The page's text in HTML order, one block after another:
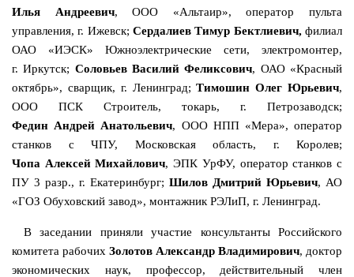
Илья Андреевич, ООО «Альтаир», оператор пульта
управления, г. Ижевск; Сердалиев Тимур Бектлиевич, филиал
ОАО «ИЭСК» Южноэлектрические сети, электромонтер,
г. Иркутск; Соловьев Василий Феликсович, ОАО «Красный
октябрь», сварщик, г. Ленинград;Тимошин Олег Юрьевич,
ООО ПСК Строитель, токарь, г. Петрозаводск;
Федин Андрей Анатольевич, ООО НПП «Мера», оператор
станков с ЧПУ, Московская область, г. Королев;
Чопа Алексей Михайлович, ЭПК УрФУ, оператор станков с
ПУ 3 разр., г. Екатеринбург; Шилов Дмитрий Юрьевич, АО
«ГОЗ Обуховский завод», монтажник РЭЛиП, г. Ленинград.
В заседании приняли участие консультанты Российского
комитета рабочих Золотов Александр Владимирович, доктор
экономических наук, профессор, действительный член